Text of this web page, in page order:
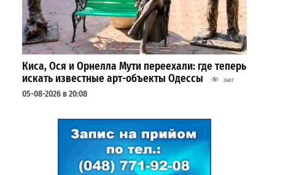
Киса, Ося и Орнелла Мути переехали: где теперь
искать известные арт-объекты Одессы
2407
05-08-2026 в 20:08